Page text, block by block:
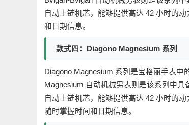
自动上链机芯，能够提供高达 42 小时的
和日期信息。
款式四：Diagono Magnesium 系列
Diagono Magnesium 系列是宝格丽手表
Magnesium 自动机械男表则是该系列中
自动上链机芯，能够提供高达 42 小时的
随时掌握时间和日期信息。